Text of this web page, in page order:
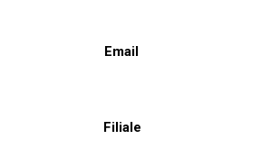
Email
Filiale